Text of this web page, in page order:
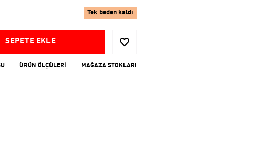
Tek beden kaldı
SEPETE EKLE
ÜRÜN ÖLÇÜLERI MAĞAZA STOKLARI